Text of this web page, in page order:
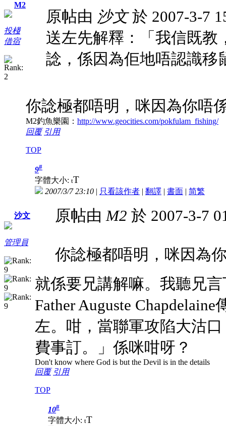
M2
投棧
借宿
原帖由 沙文於 2007-3-7
送左先解釋：「我信既教
諗，係因為佢地唔認識移
你諗極都唔明，咪因為你唔
M2釣魚樂園： http://www.geocities.com/pokfulam_fishing/
回覆 引用
TOP
沙文
管理員
9#
字體大小: tT
2007/3/7 23:10 | 只看該作者 | 翻譯 | 書面 | 简繁
原帖由 M2 於 2007-3-7
你諗極都唔明，咪因為
就係要兄講解嘛。我聽兄
Father Auguste
左。咁，當聯軍攻陷大沽
費事訂。」係咪咁呀？
Don't know where God is but the Devil is in the details
回覆 引用
TOP
10#
字體大小: tT